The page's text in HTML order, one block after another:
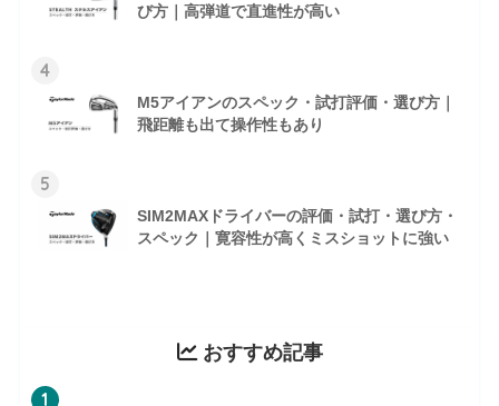
び方｜高弾道で直進性が高い
4
M5アイアンのスペック・試打評価・選び方｜
飛距離も出て操作性もあり
5
SIM2MAXドライバーの評価・試打・選び方・
スペック｜寛容性が高くミスショットに強い
おすすめ記事
1